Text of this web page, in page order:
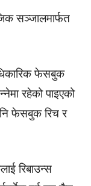
सञ्जालमार्फत
फेसबुक
रहेको पाइएको
फेसबुक रिच र
रिबाउन्स